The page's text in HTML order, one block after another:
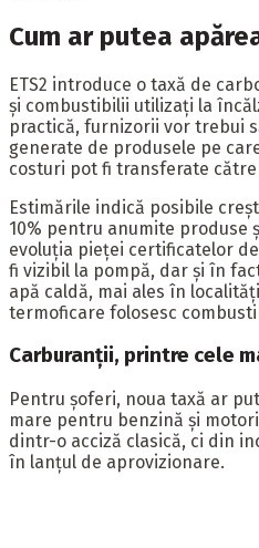
Cum ar putea
ETS2 introduce o taxă de
și combustibilii utilizați la
practică, furnizorii vor trebui
generate de produsele pe
costuri pot fi transferate
Estimările indică posibile
10% pentru anumite produse
evoluția pieței certificatelor
fi vizibil la pompă, dar și în
apă caldă, mai ales în
termoficare folosesc
Carburanții, printre cele
Pentru șoferi, noua taxă ar
mare pentru benzină și
dintr-o acciză clasică, ci din
în lanțul de aprovizionare.